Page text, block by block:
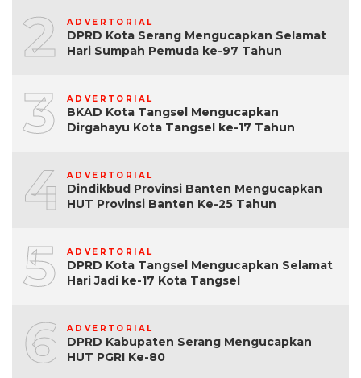
2 ADVERTORIAL
DPRD Kota Serang Mengucapkan Selamat
Hari Sumpah Pemuda ke-97 Tahun
3 ADVERTORIAL
BKAD Kota Tangsel Mengucapkan
Dirgahayu Kota Tangsel ke-17 Tahun
4 ADVERTORIAL
Dindikbud Provinsi Banten Mengucapkan
HUT Provinsi Banten Ke-25 Tahun
5 ADVERTORIAL
DPRD Kota Tangsel Mengucapkan Selamat
Hari Jadi ke-17 Kota Tangsel
6 ADVERTORIAL
DPRD Kabupaten Serang Mengucapkan
HUT PGRI Ke-80